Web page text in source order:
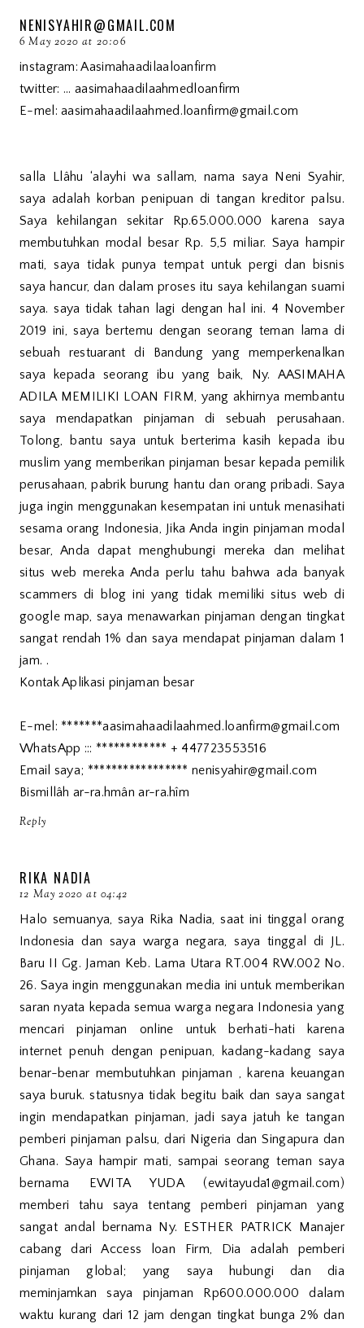
NENISYAHIR@GMAIL.COM
6 May 2020 at 20:06
instagram: Aasimahaadilaaloanfirm
twitter: ... aasimahaadilaahmedloanfirm
E-mel: aasimahaadilaahmed.loanfirm@gmail.com
salla Llâhu ‘alayhi wa sallam, nama saya Neni Syahir,
saya adalah korban penipuan di tangan kreditor palsu.
Saya kehilangan sekitar Rp.65.000.000 karena saya
membutuhkan modal besar Rp. 5,5 miliar. Saya hampir
mati, saya tidak punya tempat untuk pergi dan bisnis
saya hancur, dan dalam proses itu saya kehilangan suami
saya. saya tidak tahan lagi dengan hal ini. 4 November
2019 ini, saya bertemu dengan seorang teman lama di
sebuah restuarant di Bandung yang memperkenalkan
saya kepada seorang ibu yang baik, Ny. AASIMAHA
ADILA MEMILIKI LOAN FIRM, yang akhirnya membantu
saya mendapatkan pinjaman di sebuah perusahaan.
Tolong, bantu saya untuk berterima kasih kepada ibu
muslim yang memberikan pinjaman besar kepada pemilik
perusahaan, pabrik burung hantu dan orang pribadi. Saya
juga ingin menggunakan kesempatan ini untuk menasihati
sesama orang Indonesia, Jika Anda ingin pinjaman modal
besar, Anda dapat menghubungi mereka dan melihat
situs web mereka Anda perlu tahu bahwa ada banyak
scammers di blog ini yang tidak memiliki situs web di
google map, saya menawarkan pinjaman dengan tingkat
sangat rendah 1% dan saya mendapat pinjaman dalam 1
jam. .
Kontak Aplikasi pinjaman besar
E-mel: *******aasimahaadilaahmed.loanfirm@gmail.com
WhatsApp ::: ************ + 447723553516
Email saya; ***************** nenisyahir@gmail.com
Bismillâh ar-ra.hmân ar-ra.hîm
Reply
RIKA NADIA
12 May 2020 at 04:42
Halo semuanya, saya Rika Nadia, saat ini tinggal orang
Indonesia dan saya warga negara, saya tinggal di JL.
Baru II Gg. Jaman Keb. Lama Utara RT.004 RW.002 No.
26. Saya ingin menggunakan media ini untuk memberikan
saran nyata kepada semua warga negara Indonesia yang
mencari pinjaman online untuk berhati-hati karena
internet penuh dengan penipuan, kadang-kadang saya
benar-benar membutuhkan pinjaman , karena keuangan
saya buruk. statusnya tidak begitu baik dan saya sangat
ingin mendapatkan pinjaman, jadi saya jatuh ke tangan
pemberi pinjaman palsu, dari Nigeria dan Singapura dan
Ghana. Saya hampir mati, sampai seorang teman saya
bernama EWITA YUDA (ewitayuda1@gmail.com)
memberi tahu saya tentang pemberi pinjaman yang
sangat andal bernama Ny. ESTHER PATRICK Manajer
cabang dari Access loan Firm, Dia adalah pemberi
pinjaman global; yang saya hubungi dan dia
meminjamkan saya pinjaman Rp600.000.000 dalam
waktu kurang dari 12 jam dengan tingkat bunga 2% dan